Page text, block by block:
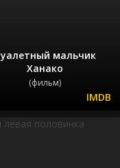
мальчик
Ханако
(фильм)